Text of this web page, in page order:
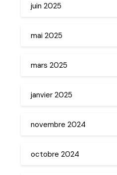
juin 2025
mai 2025
mars 2025
janvier 2025
novembre 2024
octobre 2024